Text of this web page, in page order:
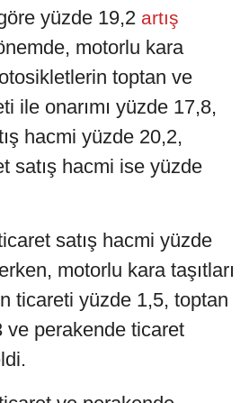
yüzde 19,2 artış
motorlu kara
toptan ve
ile onarımı yüzde 17,8,
hacmi yüzde 20,2,
satış hacmi ise yüzde
satış hacmi yüzde
motorlu kara taşıtları
ticareti yüzde 1,5, toptan
ve perakende ticaret